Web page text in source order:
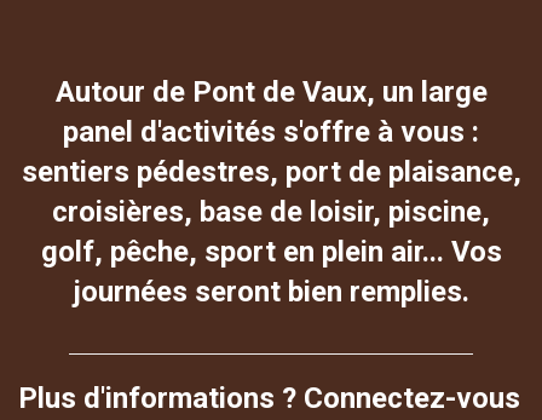
Autour de Pont de Vaux, un large
panel d'activités s'offre à vous :
sentiers pédestres, port de plaisance,
croisières, base de loisir, piscine,
golf, pêche, sport en plein air... Vos
journées seront bien remplies.
Plus d'informations ? Connectez-vous